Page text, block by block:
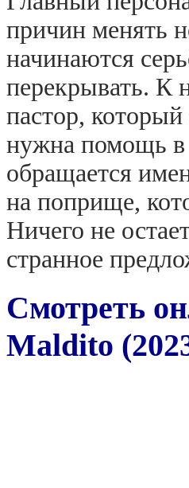
причин менять
начинаются
перекрывать. К
пастор,
нужна помощь в
обращается
на поприще,
Ничего не
странное
Смотреть
Maldito